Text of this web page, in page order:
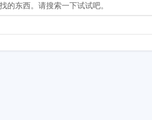
SEO与全站运营
让您的网站不仅有流量，
WP新闻资
的东西。请搜索一下试试吧。